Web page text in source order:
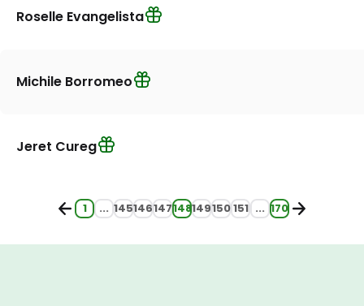
Roselle Evangelista
Michile Borromeo
Jeret Cureg
1 ... 145146147148149150151 ... 170